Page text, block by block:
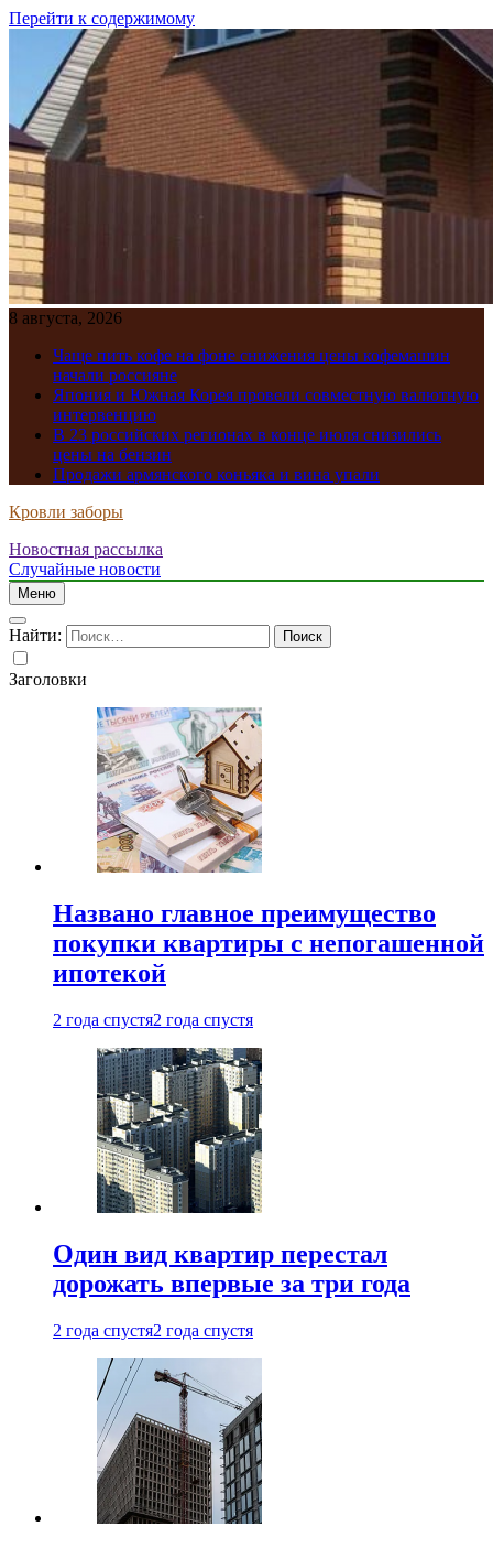
Перейти к содержимому
8 августа, 2026
Чаще пить кофе на фоне снижения цены кофемашин
начали россияне
Япония и Южная Корея провели совместную валютную
интервенцию
В 23 российских регионах в конце июля снизились
цены на бензин
Продажи армянского коньяка и вина упали
Кровли заборы
Новостная рассылка
Случайные новости
Меню
Найти:
Заголовки
Названо главное преимущество
покупки квартиры с непогашенной
ипотекой
2 года спустя2 года спустя
Один вид квартир перестал
дорожать впервые за три года
2 года спустя2 года спустя